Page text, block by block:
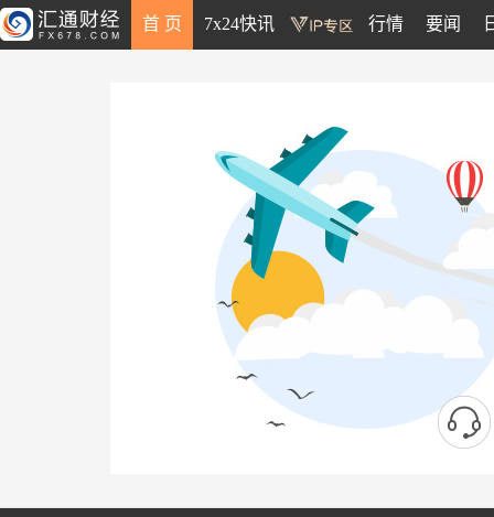
首 页 7x24快讯 行情 要闻